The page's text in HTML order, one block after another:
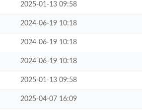
2025-01-13 09:58
2024-06-19 10:18
2024-06-19 10:18
2024-06-19 10:18
2025-01-13 09:58
2025-04-07 16:09